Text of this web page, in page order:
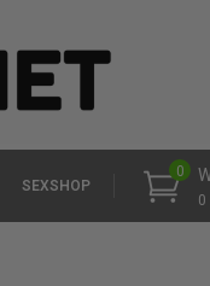
0
SEXSHOP